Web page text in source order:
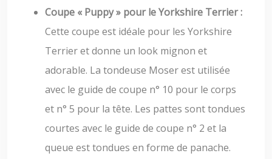
Coupe « Puppy » pour le Yorkshire Terrier :
Cette coupe est idéale pour les Yorkshire
Terrier et donne un look mignon et
adorable. La tondeuse Moser est utilisée
avec le guide de coupe n° 10 pour le corps
et n° 5 pour la tête. Les pattes sont tondues
courtes avec le guide de coupe n° 2 et la
queue est tondues en forme de panache.